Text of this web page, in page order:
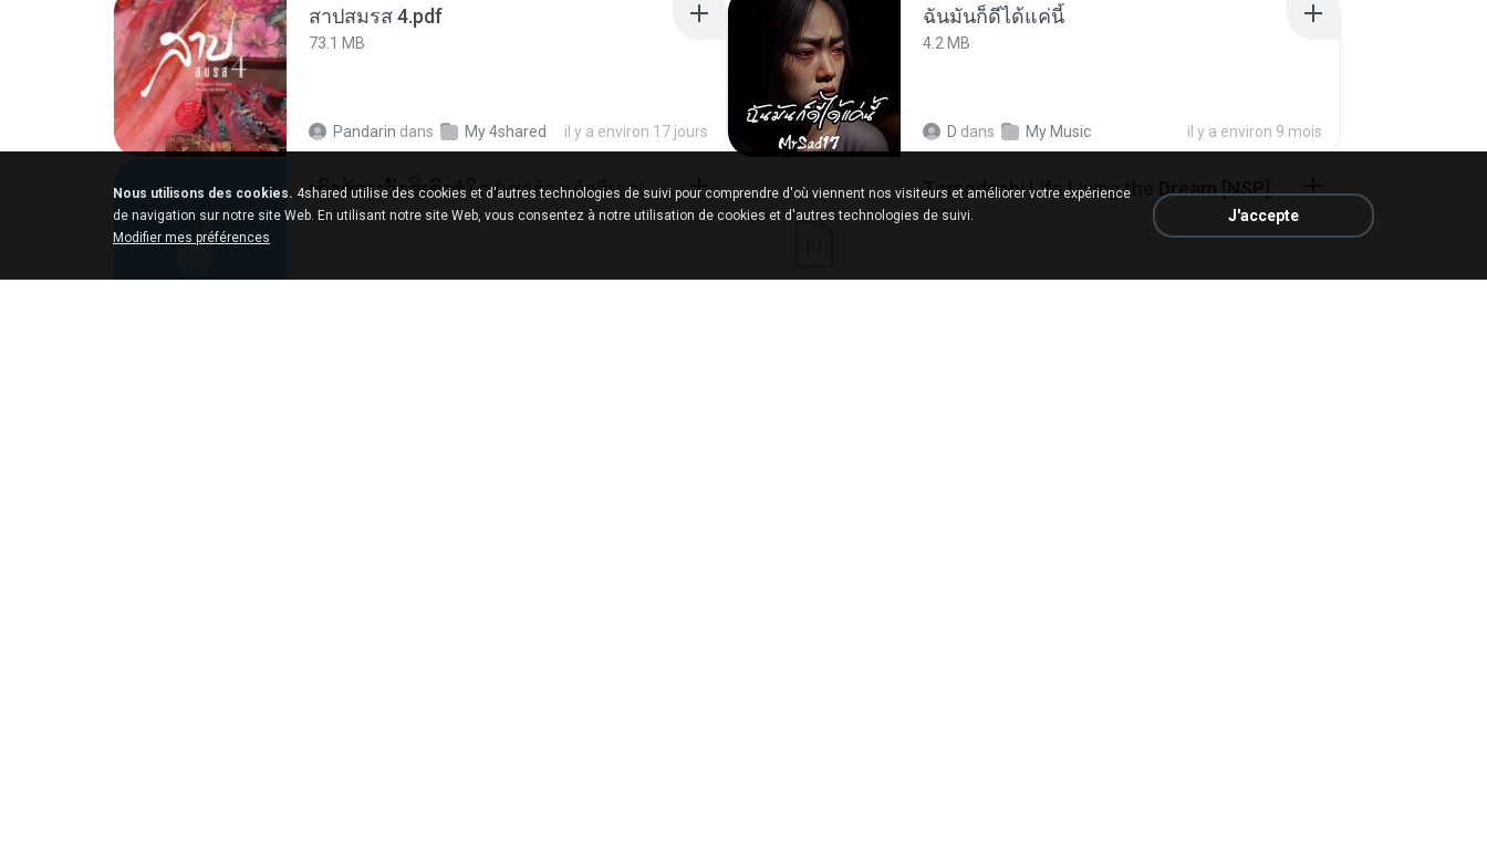
สาปสมรส 4.pdf
73.1 MB
Pandarin dans My 4shared il y a environ 17 jours
ฉันมันก็ดีได้แค่นี้
4.2 MB
D dans My Music il y a environ 9 mois
ເຊົາຮ້ອງເຖົ້າຊິເອົາທໍ່ໃດ (เซาฮ้องเถ้าสิเอาเท่าใด) ບຸນເກີດ ຫນູຫ່ວງ ft. ໂສພາ ຈຸນທະລາ
6.0 MB
Tomodachi Life Living the Dream [NSP].torrent
252 KB
Nous utilisons des cookies. 4shared utilise des cookies et d'autres technologies de suivi pour comprendre d'où viennent nos visiteurs et améliorer votre expérience
de navigation sur notre site Web. En utilisant notre site Web, vous consentez à notre utilisation de cookies et d'autres technologies de suivi.
Modifier mes préférences
J'accepte